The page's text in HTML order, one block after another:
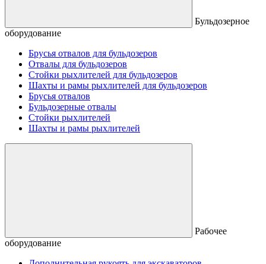
Бульдозерное
оборудование
Брусья отвалов для бульдозеров
Отвалы для бульдозеров
Стойки рыхлителей для бульдозеров
Шахты и рамы рыхлителей для бульдозеров
Брусья отвалов
Бульдозерные отвалы
Стойки рыхлителей
Шахты и рамы рыхлителей
Рабочее
оборудование